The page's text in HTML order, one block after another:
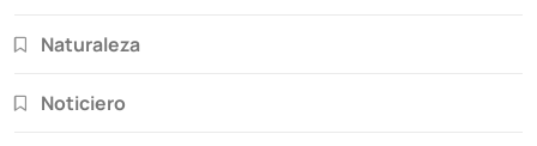
Naturaleza
Noticiero